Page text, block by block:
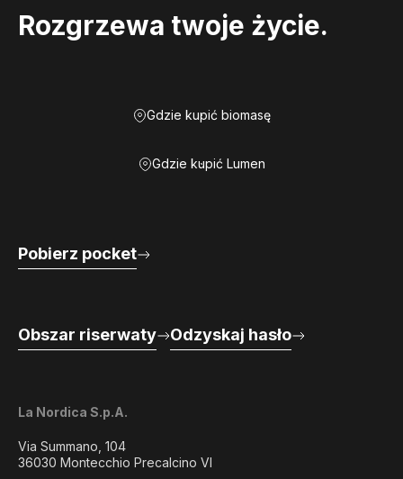
Rozgrzewa twoje życie.
Gdzie kupić biomasę
Gdzie kupić Lumen
La Nordica S.p.A.
Via Summano, 104
36030 Montecchio Precalcino VI
Pobierz pocket
Obszar riserwaty Odzyskaj hasło